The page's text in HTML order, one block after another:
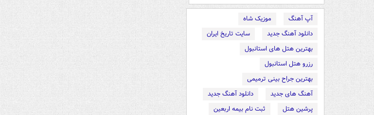
آپ آهنگ
موزیک شاه
دانلود آهنگ جدید
سایت تاریخ ایران
بهترین هتل های استانبول
رزرو هتل استانبول
بهترین جراح بینی ترمیمی
آهنگ های جدید
دانلود آهنگ جدید
پرشین هتل
ثبت نام بیمه اربعین